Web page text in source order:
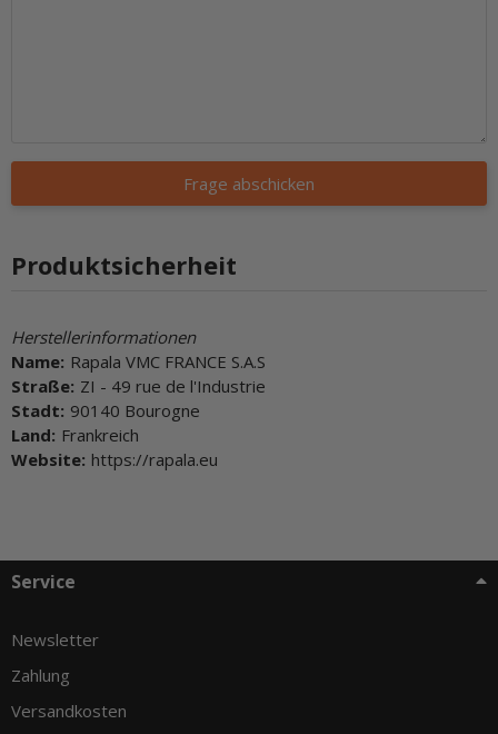
Frage abschicken
Produktsicherheit
Herstellerinformationen
Name: Rapala VMC FRANCE S.A.S
Straße: ZI - 49 rue de l'Industrie
Stadt: 90140 Bourogne
Land: Frankreich
Website: https://rapala.eu
Service
Newsletter
Zahlung
Versandkosten